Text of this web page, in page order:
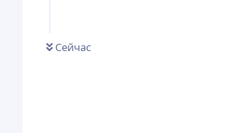
Сейчас